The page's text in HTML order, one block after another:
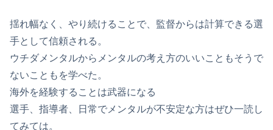
揺れ幅なく、やり続けることで、監督からは計算できる選
手として信頼される。
ウチダメンタルからメンタルの考え方のいいこともそうで
ないこともを学べた。
海外を経験することは武器になる
選手、指導者、日常でメンタルが不安定な方はぜひ一読し
てみては。